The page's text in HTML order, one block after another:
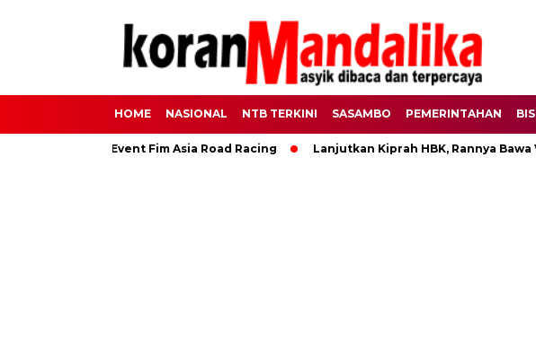
HOME NASIONAL NTB TERKINI SASAMBO PEMERINTAHAN
Event Fim Asia Road Racing Lanjutkan Kiprah HBK, Rannya Bawa